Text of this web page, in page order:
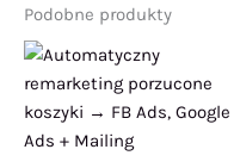
Podobne produkty